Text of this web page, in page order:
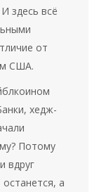
здесь всё
от
США.
хедж-
Потому
вдруг
останется, а